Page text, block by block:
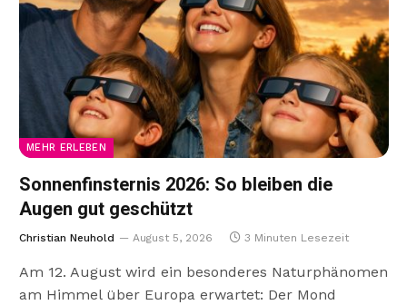
MEHR ERLEBEN
Sonnenfinsternis 2026: So bleiben die
Augen gut geschützt
Christian Neuhold August 5, 2026 3 Minuten Lesezeit
Am 12. August wird ein besonderes Naturphänomen
am Himmel über Europa erwartet: Der Mond